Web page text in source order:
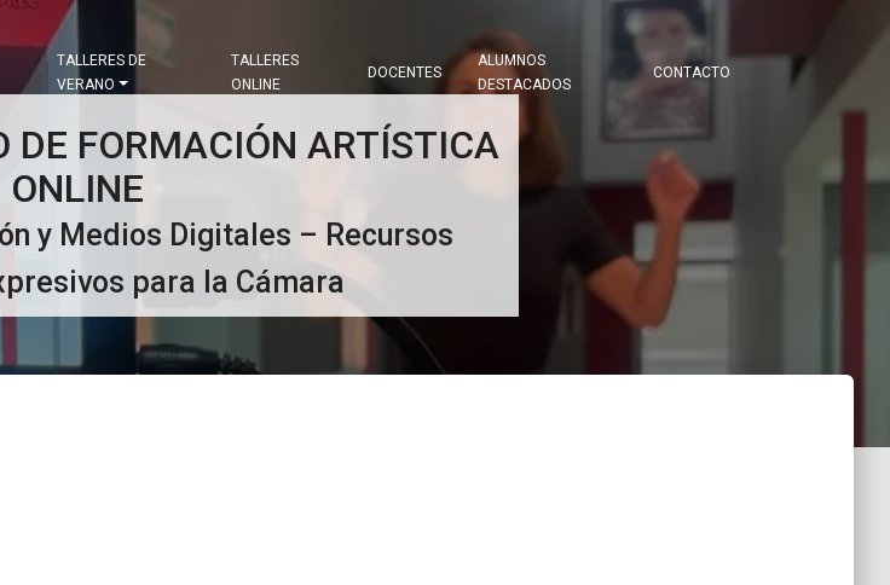
TALLERES DE
VERANO
TALLERES
ONLINE
DOCENTES
ALUMNOS
DESTACADOS
CONTACTO
DE FORMACIÓN ARTÍSTICA
ONLINE
y Medios Digitales – Recursos
para la Cámara